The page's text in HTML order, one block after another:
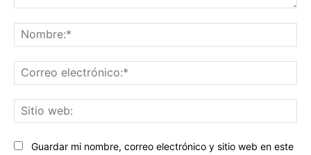
Guardar mi nombre, correo electrónico y sitio web en este